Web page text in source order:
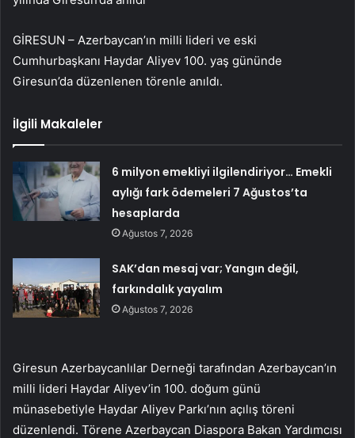
GİRESUN – Azerbaycan’ın milli lideri ve eski
Cumhurbaşkanı Haydar Aliyev 100. yaş gününde
Giresun’da düzenlenen törenle anıldı.
İlgili Makaleler
6 milyon emekliyi ilgilendiriyor… Emekli
aylığı fark ödemeleri 7 Ağustos’ta
hesaplarda
Ağustos 7, 2026
SAK’dan mesaj var; Yangın değil,
farkındalık yayalım
Ağustos 7, 2026
Giresun Azerbaycanlılar Derneği tarafından Azerbaycan’ın
milli lideri Haydar Aliyev’in 100. doğum günü
münasebetiyle Haydar Aliyev Parkı’nın açılış töreni
düzenlendi. Törene Azerbaycan Diaspora Bakan Yardımcısı